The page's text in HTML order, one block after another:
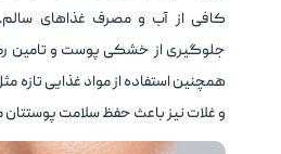
کافی از آب و مصرف غذاهای
جلوگیری از خشکی پوست و تامین
همچنین استفاده از مواد غذایی تازه
و غلات نیز باعث حفظ سلامت